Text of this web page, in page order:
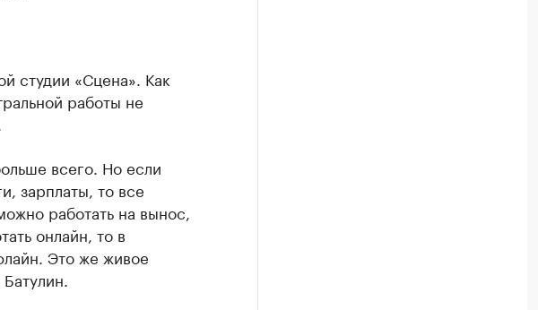
студии «Сцена». Как
работы не
всего. Но если
зарплаты, то все
работать на вынос,
онлайн, то в
Это же живое